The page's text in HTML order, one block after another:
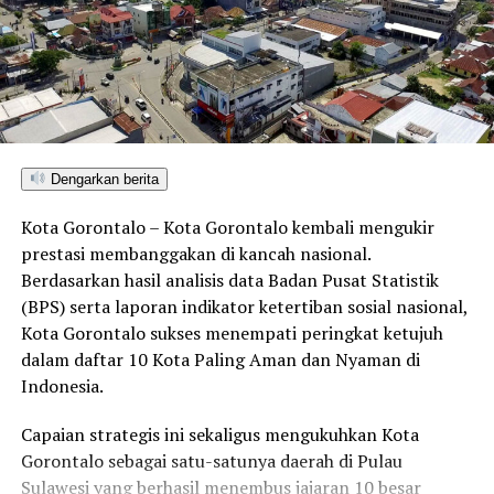
penerimaan daerah dari sektor perkebunan.
Wakil Bupati Pohuwato, Iwan S. Adam, menyampaikan
kondisi terkini perkebunan sawit di daerahnya. Menurut
data konsesi, total izin perkebunan sawit di Kabupaten
Pohuwato mencapai 30.000 hektare, namun realisasi
penanaman baru sekitar 7.552 hektare atau 25 persen
bergantung pada kesiapan lahan, pembebasan, kendala
lingkungan, dan kebijakan pemerintah,” jelas Wabup
Iwan.
Wabup Iwan juga memaparkan data Dana Bagi Hasil
(DBH) Sawit. Pada tahun 2023–2024, target DBH Sawit
sebesar Rp5,5 miliar dengan realisasi Rp4,5 miliar,
lebih. Perkebunan sawit di Gorontalo, menurut Wabup,
tidak hanya menyangkut luasan izin, tetapi juga aspek
sosial, lingkungan, dan tata kelola.“Masih banyak lahan
Dengarkan berita
Kota Gorontalo – Kota Gorontalo kembali mengukir
prestasi membanggakan di kancah nasional.
Berdasarkan hasil analisis data Badan Pusat Statistik
(BPS) serta laporan indikator ketertiban sosial nasional,
Kota Gorontalo sukses menempati peringkat ketujuh
dalam daftar 10 Kota Paling Aman dan Nyaman di
Indonesia.
Capaian strategis ini sekaligus mengukuhkan Kota
Gorontalo sebagai satu-satunya daerah di Pulau
Sulawesi yang berhasil menembus jajaran 10 besar